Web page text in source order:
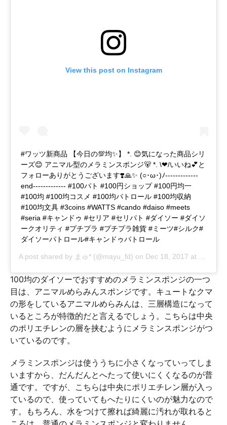
View this post on Instagram
#ワッツ新商品 【今日の💯均✨】 *. 😊気になった商品シリ
ーズ😊 アニマル型のメラミンスポンジ🐻 *. \❤︎/いいね💕と
フォローありがとうございます❣️🙏✨ (○･ω･)ﾉ-------------
end------------- #100パト #100円ショップ #100円均一
#100均 #100均コスメ #100均パトロール #100均収納
#100均文具 #3coins #WATTS #cando #daiso #meets
#seria #キャンドゥ #セリア #セリパト #ダイソー #ダイソ
ークオリティ #プチプラ #プチプラ雑貨 #ミーツ#シルク#
ダイソーパトロール#キャンドゥパトロール
A post shared by まゅ* (@mayu_fd) on Dec 18, 2017 at 4:09am PST
100均のダイソーでおすすめのメラミンスポンジの一つ
目は、アニマルめらみんスポンジです。キュートなクマ
の形をしているアニマルめらみんは、三層構造になって
いるところが特徴的だと言えるでしょう。こちらは中央
のポリエチレンの層を挟むようにメラミンスポンジがつ
いているのです。
メラミンスポンジは使ううちに小さくなっていってしま
いますから、だんだんとへたって使いにくくなるのが普
通です。ですが、こちらは中央にポリエチレン層が入っ
ているので、使っていてもへたりにくいのが魅力なので
す。もちろん、水をつけて擦れば綺麗に汚れが取れると